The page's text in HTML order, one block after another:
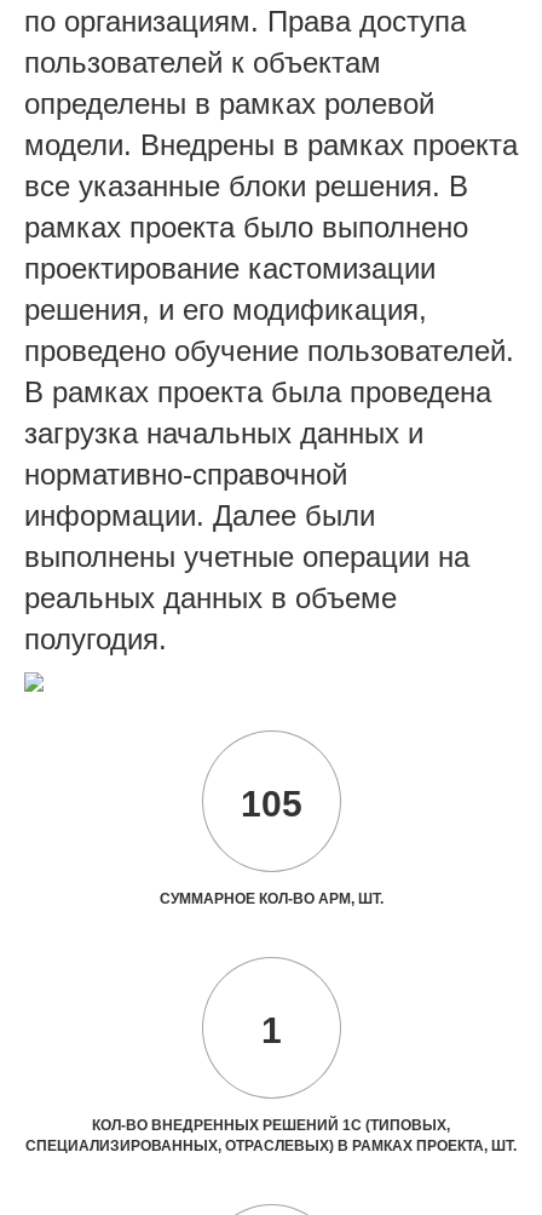
по организациям. Права доступа
пользователей к объектам
определены в рамках ролевой
модели. Внедрены в рамках проекта
все указанные блоки решения. В
рамках проекта было выполнено
проектирование кастомизации
решения, и его модификация,
проведено обучение пользователей.
В рамках проекта была проведена
загрузка начальных данных и
нормативно-справочной
информации. Далее были
выполнены учетные операции на
реальных данных в объеме
полугодия.
105
СУММАРНОЕ КОЛ-ВО АРМ, ШТ.
1
КОЛ-ВО ВНЕДРЕННЫХ РЕШЕНИЙ 1С (ТИПОВЫХ,
СПЕЦИАЛИЗИРОВАННЫХ, ОТРАСЛЕВЫХ) В РАМКАХ ПРОЕКТА, ШТ.